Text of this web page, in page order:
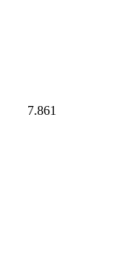
7.861